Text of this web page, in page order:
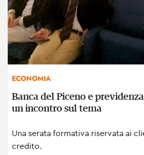
ECONOMIA
Banca del Piceno e
un incontro sul tema
Una serata formativa riservata ai
credito.